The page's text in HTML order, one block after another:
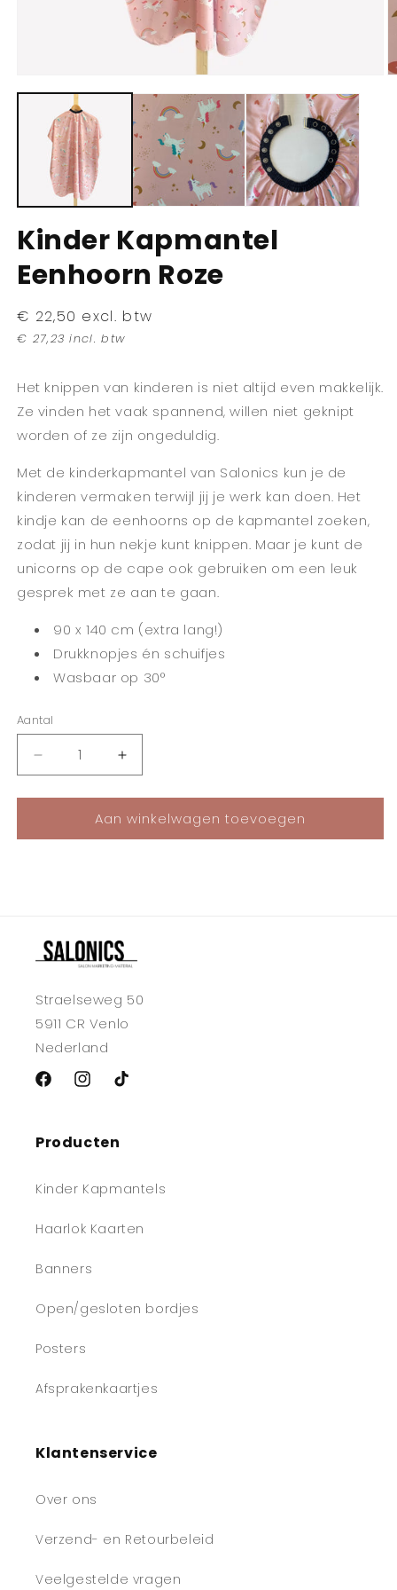
1
modaal
Kinder Kapmantel
Eenhoorn Roze
Normale
prijs
€ 22,50 excl. btw
€ 27,23 incl. btw
Het knippen van kinderen is niet altijd even makkelijk.
Ze vinden het vaak spannend, willen niet geknipt
worden of ze zijn ongeduldig.
Met de kinderkapmantel van Salonics kun je de
kinderen vermaken terwijl jij je werk kan doen. Het
kindje kan de eenhoorns op de kapmantel zoeken,
zodat jij in hun nekje kunt knippen. Maar je kunt de
unicorns op de cape ook gebruiken om een leuk
gesprek met ze aan te gaan.
90 x 140 cm (extra lang!)
Drukknopjes én schuifjes
Wasbaar op 30°
Aantal
Aantal
verlagen
voor
Kapmantel
Aantal
verhogen
voor
Kinder
Kapmantel
Aan winkelwagen toevoegen
Straelseweg 50
5911 CR Venlo
Nederland
FacebookInstagram
TikTok
Producten
Kinder Kapmantels
Haarlok Kaarten
Banners
Open/gesloten bordjes
Posters
Afsprakenkaartjes
Klantenservice
Over ons
Verzend- en Retourbeleid
Veelgestelde vragen